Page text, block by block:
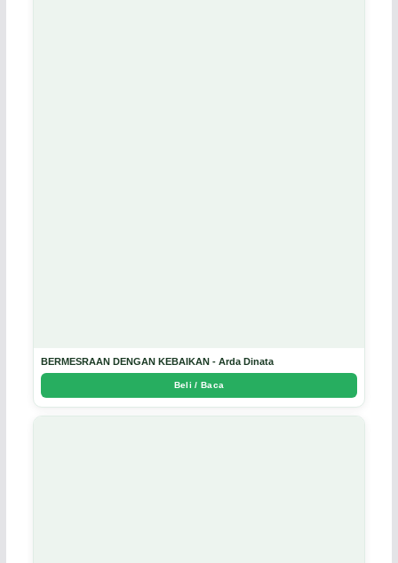
BERMESRAAN DENGAN KEBAIKAN - Arda Dinata
Beli / Baca